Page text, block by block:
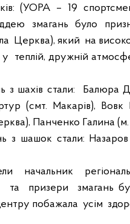
(УОРА – 19
змагань було
Церква), який на
у
теплій, дружній
з шахів стали:
Балюра
(смт. Макарів), Вовк
Панченко Галина
з шашок стали:
начальник
та призери змагань
побажала усім